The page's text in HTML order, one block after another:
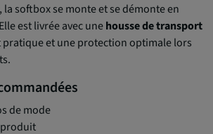
la softbox se monte et se démonte en
est livrée avec unehousse de transport
et une protection optimale lors
de mode